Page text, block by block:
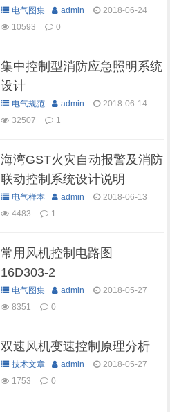
电气图集 admin
2018-06-24
10593
0
集中控制型消防应急照明系统
设计
电气规范 admin
2018-06-14
32507
1
海湾GST火灾自动报警及消防
联动控制系统设计说明
电气样本 admin
2018-06-13
4483
1
常用风机控制电路图
16D303-2
电气图集 admin
2018-05-27
8351
0
双速风机变速控制原理分析
技术文章 admin
2018-05-27
1753
0